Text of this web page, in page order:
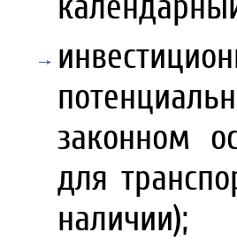
законном
для
наличии);